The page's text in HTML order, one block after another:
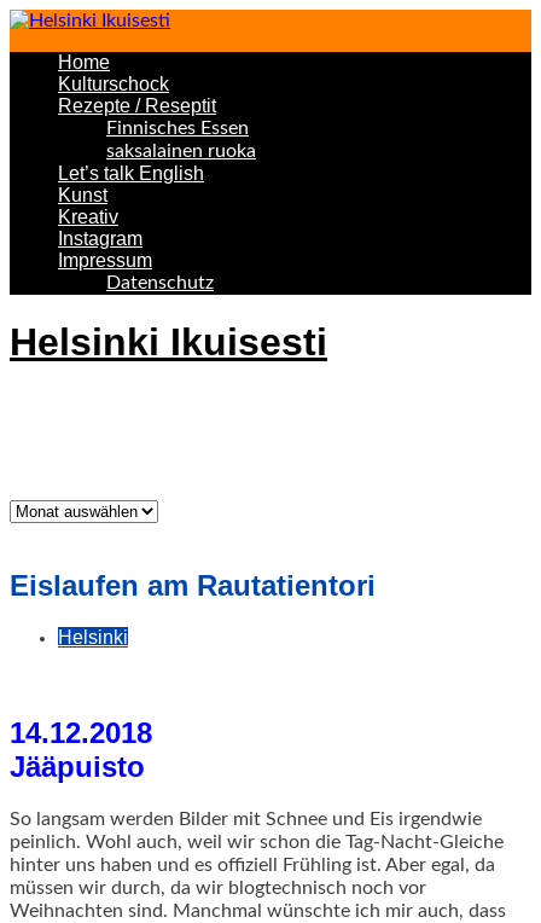
Home
Kulturschock
Rezepte / Reseptit
Finnisches Essen
saksalainen ruoka
Let’s talk English
Kunst
Kreativ
Instagram
Impressum
Datenschutz
Helsinki Ikuisesti
Was
Eislaufen am Rautatientori
Helsinki
14.12.2018
Jääpuisto
So langsam werden Bilder mit Schnee und Eis irgendwie
peinlich. Wohl auch, weil wir schon die Tag-Nacht-Gleiche
hinter uns haben und es offiziell Frühling ist. Aber egal, da
müssen wir durch, da wir blogtechnisch noch vor
Weihnachten sind. Manchmal wünschte ich mir auch, dass